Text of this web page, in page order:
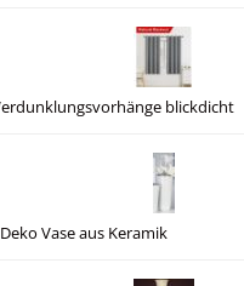
blickdicht
Vase aus Keramik